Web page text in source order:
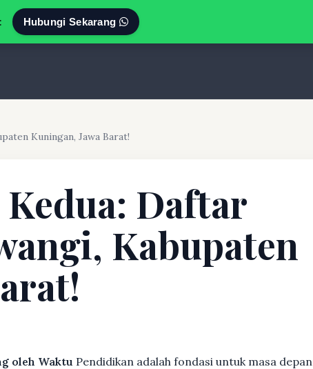
Hubungi Sekarang
Kuningan, Jawa Barat!
Daftar
Kabupaten
oleh Waktu Pendidikan adalah fondasi untuk masa depan